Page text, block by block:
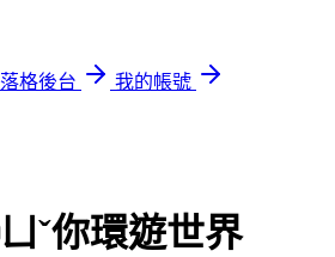
格後台
我的帳號
ˇ你環遊世界